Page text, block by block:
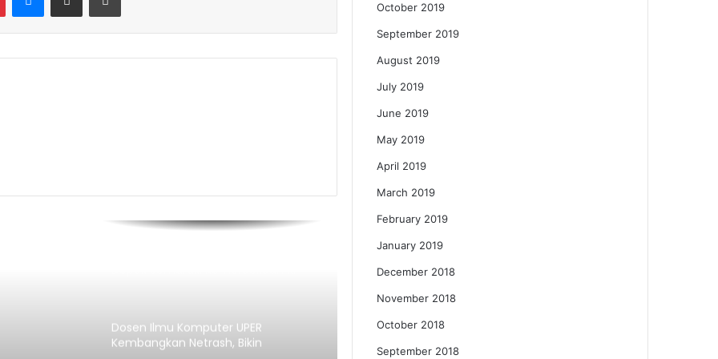
Dosen Ilmu Komputer UPER
Kembangkan Netrash, Bikin
October 2019
September 2019
August 2019
July 2019
June 2019
May 2019
April 2019
March 2019
February 2019
January 2019
December 2018
November 2018
October 2018
September 2018